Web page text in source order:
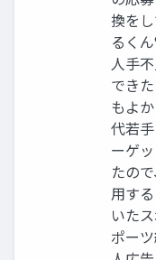
換を
るく
人手
でき
もよ
代若
ーゲ
たの
用す
いた
ポー